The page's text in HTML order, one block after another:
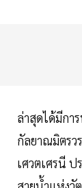
ล่าสุดได้มีกา
กัลยาณมิตรว
เศวตเศรนี